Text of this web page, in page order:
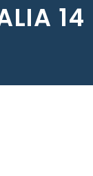
14